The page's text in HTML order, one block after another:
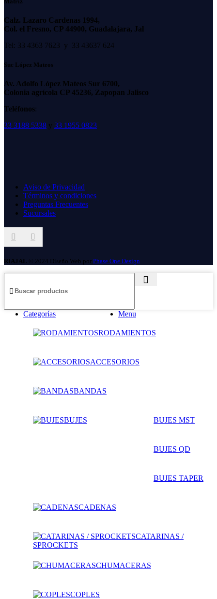
Calz. Lazaro Cardenas 1994,
Col. el Fresno, CP 44900, Guadalajara, Jal
Tel: 33 4363 7623 y 33 43637 624
Suc López Mateos
Av. Adolfo López Mateos Sur 6700,
Colonia agrícola CP 45236, Zapopan Jalisco
Teléfonos:
33 3188 5338 y 33 1955 0823
Aviso de Privacidad
Términos y condiciones
Preguntas Frecuentes
Sucursales
RIAJAL © 2024 Diseño Web por Phase One Design
Menu
Categorías
RODAMIENTOS
ACCESORIOS
BANDAS
BUJES BUJES MST
BUJES QD
BUJES TAPER
CADENAS
CATARINAS /
SPROCKETS
CHUMACERAS
COPLES